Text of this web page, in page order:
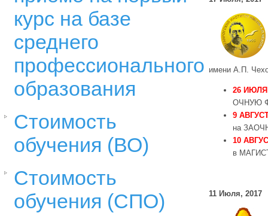
курс на базе
среднего
профессионального
образования
Стоимость
обучения (ВО)
Стоимость
обучения (СПО)
имени А.П.
26 ИЮЛЯ
ОЧНУЮ
9
на
10
в
11 Июля, 2017